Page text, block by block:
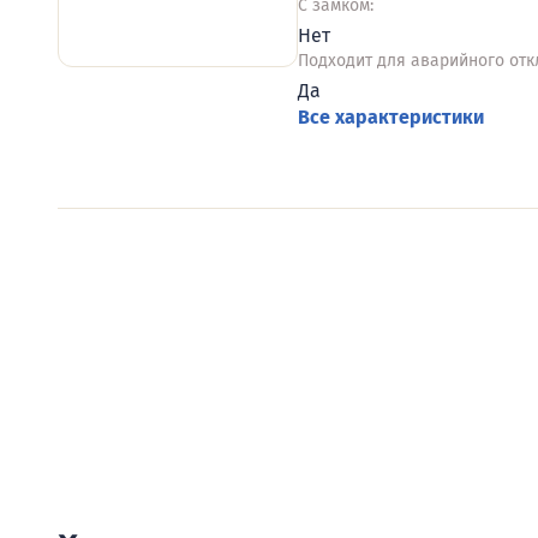
С замком:
Нет
Подходит для аварийного
Да
Все характеристики